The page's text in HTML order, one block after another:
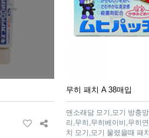
무히 패치 A 38매입
맨소래담 모기,모기 방충
리,무히,무히베이비,무히
치 모기,모기 물렸을때 패